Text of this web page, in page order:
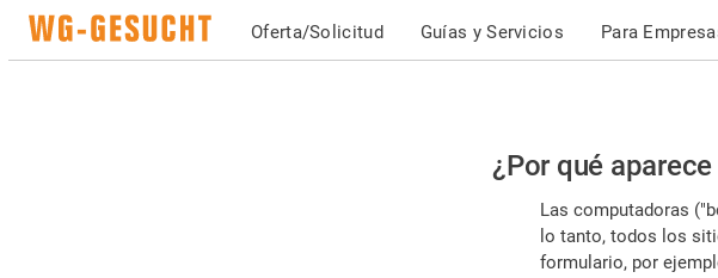
Oferta/Solicitud Guías y Servicios Para
Por
favor,
confirme
¿Por qué
Las computadoras
lo tanto, todos los
formulario, por